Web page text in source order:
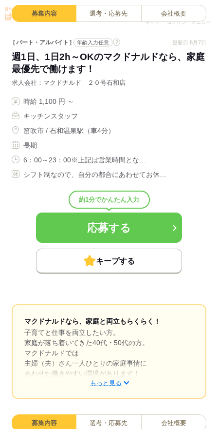
キープ ログイン メニュー
募集内容 選考・応募先 会社概要
パート・アルバイト 年齢入力任意 ? 更新日:8月7日
週1日、1日2h～OKのマクドナルドなら、家庭
最優先で働けます！
求人会社 マクドナルド ２０号石和店
時給 1,100 円 ～
キッチンスタッフ
笛吹市 / 石和温泉駅（車4分）
長期
6：00～23：00※上記は営業時間とな…
シフト制なので、自分の都合にあわせてお休…
約1分でかんたん入力
応募する
キープする
マクドナルドなら、家庭と両立もらくらく！
子育てと仕事を両立したい方。
家庭が落ち着いてきた40代・50代の方。
マクドナルドでは
主婦（夫）さん一人ひとりの家庭事情に
あわせた働きやすい環境があります！
￣￣￣￣￣￣￣￣￣￣￣￣￣￣
子どもが保育園にあがり一段落。
もっと見る
募集内容 選考・応募先 会社概要